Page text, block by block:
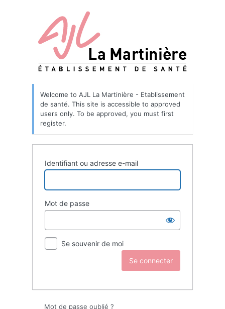
Welcome to AJL La Martinière - Etablissement
de santé. This site is accessible to approved
users only. To be approved, you must first
register.
Identifiant ou adresse e-mail
Mot de passe
Se souvenir de moi
Mot de passe oublié ?